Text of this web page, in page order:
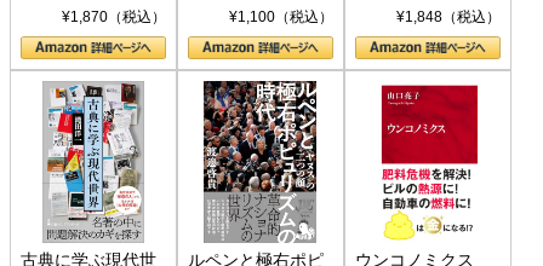
トランプとBRICS
の挑戦
¥1,870（税込）
下、ソ連参戦、そ
して聖断 (PHP新
書)
¥1,100（税込） ¥1,848（税込）
古典に学ぶ現代世
ルペンと極右ポピ
ウンコノミクス